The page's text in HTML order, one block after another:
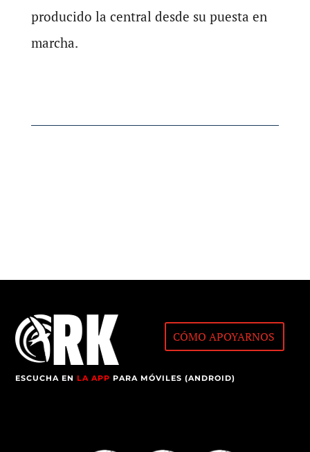
producido la central desde su puesta en
marcha.
CÓMO APOYARNOS
ESCUCHA ENLA APP PARA MÓVILES (ANDROID)